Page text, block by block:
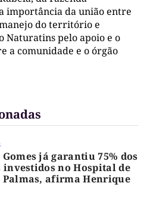
importância da união entre
do território e
Naturatins pelo apoio e o
a comunidade e o órgão
já garantiu 75% dos
investidos no Hospital de
Palmas, afirma Henrique